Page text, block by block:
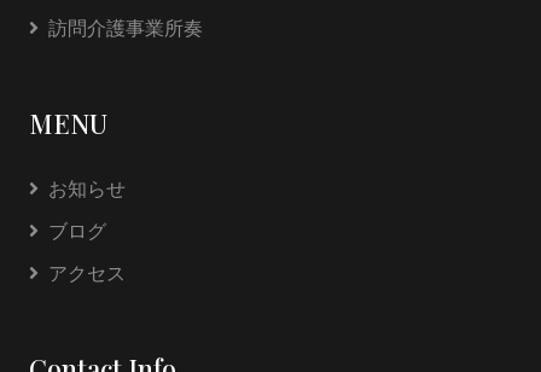
訪問介護事業所奏
MENU
お知らせ
ブログ
アクセス